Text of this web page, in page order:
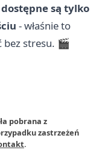
są tylko
- właśnie to
bez stresu. 🎬
pobrana z
zastrzeżeń
.